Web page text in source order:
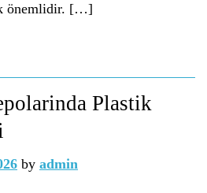
önemlidir. […]
Plastik
by admin